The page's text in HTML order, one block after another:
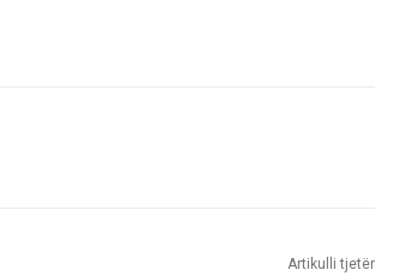
Artikulli tjetër